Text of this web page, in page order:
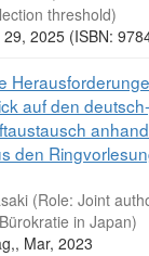
threshold)
2025 (ISBN:
auf den
den
(Role: Joint
in Japan)
Mar, 2023